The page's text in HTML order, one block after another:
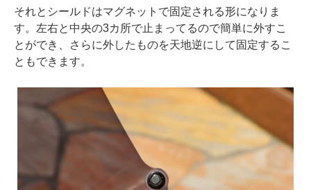
それとシールドはマグネットで固定される形になりま
す。左右と中央の3カ所で止まってるので簡単に外すこ
とができ、さらに外したものを天地逆にして固定するこ
ともできます。